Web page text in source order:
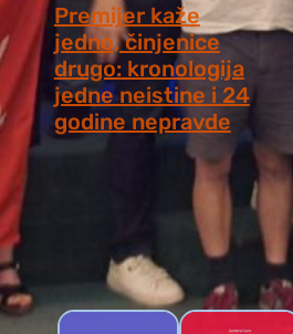
Premijer kaže
jedno, činjenice
drugo: kronologija
jedne neistine i 24
godine nepravde
July 9, 2026
PRIRUČNICI